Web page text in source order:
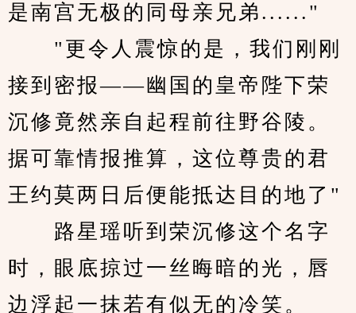
是南宫无极的同母亲兄弟......"
"更令人震惊的是，我们刚刚
接到密报——幽国的皇帝陛下荣
沉修竟然亲自起程前往野谷陵。
据可靠情报推算，这位尊贵的君
王约莫两日后便能抵达目的地了"
路星瑶听到荣沉修这个名字
时，眼底掠过一丝晦暗的光，唇
边浮起一抹若有似无的冷笑。